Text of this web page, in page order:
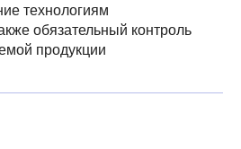
технологиям
обязательный контроль
продукции